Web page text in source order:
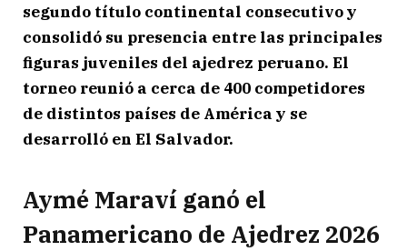
segundo título continental consecutivo y
consolidó su presencia entre las principales
figuras juveniles del ajedrez peruano. El
torneo reunió a cerca de 400 competidores
de distintos países de América y se
desarrolló en El Salvador.
Aymé Maraví ganó el
Panamericano de Ajedrez 2026